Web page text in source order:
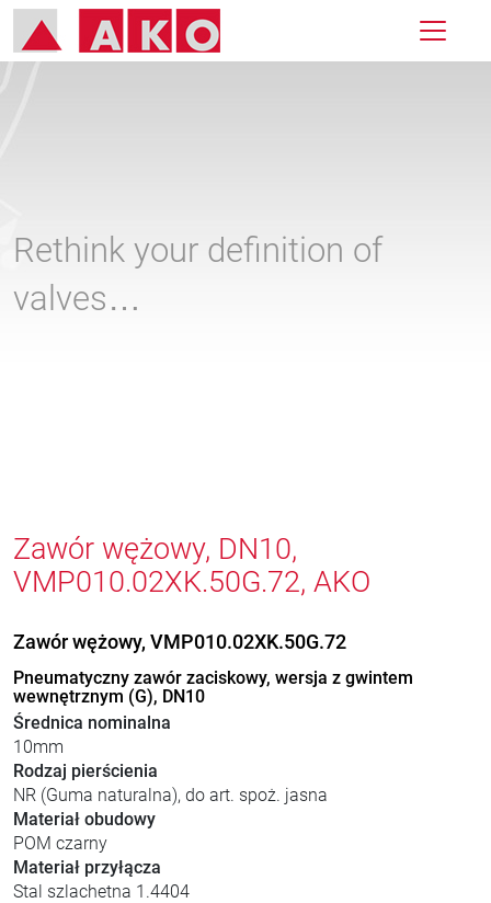
Rethink your definition of
valves…
Zawór wężowy, DN10,
VMP010.02XK.50G.72, AKO
Zawór wężowy, VMP010.02XK.50G.72
Pneumatyczny zawór zaciskowy, wersja z gwintem
wewnętrznym (G), DN10
Średnica nominalna
10mm
Rodzaj pierścienia
NR (Guma naturalna), do art. spoż. jasna
Materiał obudowy
POM czarny
Materiał przyłącza
Stal szlachetna 1.4404